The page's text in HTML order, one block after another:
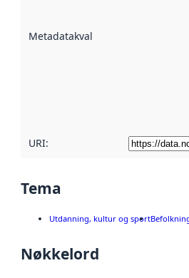
Metadatakvalitet
URI:
Tema
Utdanning, kultur og sport
Nøkkelord